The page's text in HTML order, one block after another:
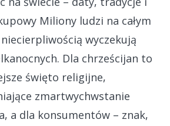
Miliony ludzi na całym
wyczekują
Dla chrześcijan to
święto religijne,
zmartwychwstanie
a dla konsumentów – znak,